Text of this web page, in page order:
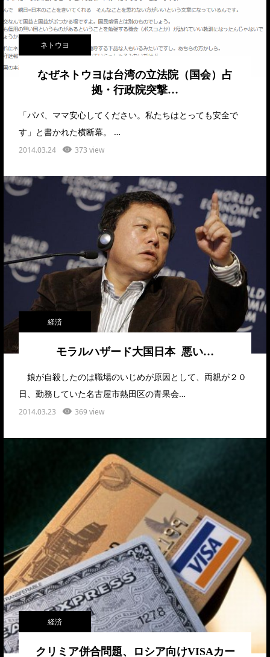
ネトウヨ
なぜネトウヨは台湾の立法院（国会）占
拠・行政院突撃…
「パパ、ママ安心してください。私たちはとっても安全で
す」と書かれた横断幕。 …
2014.03.24 373 view
経済
モラルハザード大国日本 悪い…
娘が自殺したのは職場のいじめが原因として、両親が２０
日、勤務していた名古屋市熱田区の青果会…
2014.03.23 369 view
経済
クリミア併合問題、ロシア向けVISAカー